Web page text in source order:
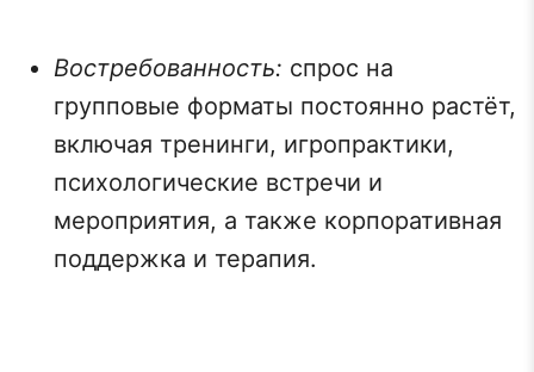
Востребованность: спрос на
групповые форматы постоянно растёт,
включая тренинги, игропрактики,
психологические встречи и
мероприятия, а также корпоративная
поддержка и терапия.